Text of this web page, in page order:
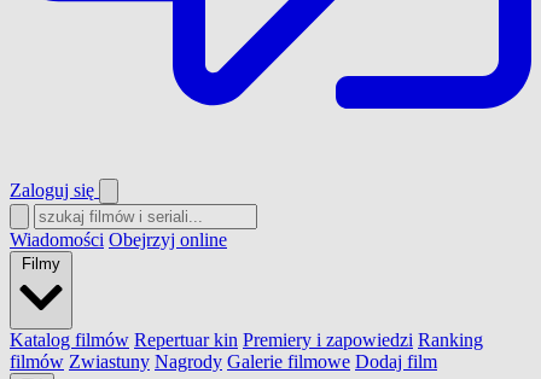
Zaloguj się
Wiadomości Obejrzyj online
Filmy
Katalog filmów Repertuar kin Premiery i zapowiedzi Ranking
filmów Zwiastuny Nagrody Galerie filmowe Dodaj film